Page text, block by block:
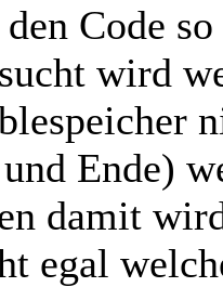
Code
wird
Ende)
damit
egal